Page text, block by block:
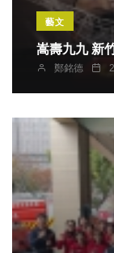
藝文
嵩
鄭銘德